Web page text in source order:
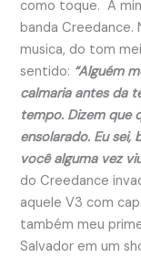
como toque. A
banda Creedance.
musica, do tom
sentido: “Alguém
calmaria antes da
tempo. Dizem que
ensolarado. Eu sei,
você alguma vez
do Creedance
aquele V3 com
também meu
Salvador em um